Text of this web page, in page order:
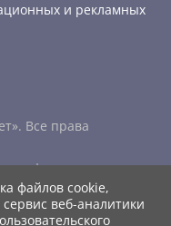
и рекламных
Все права
конфиденциальности
Каталог XML
файлов cookie,
веб-аналитики